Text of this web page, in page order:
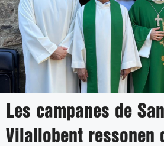
Les campanes de
Vilallobent ressonen